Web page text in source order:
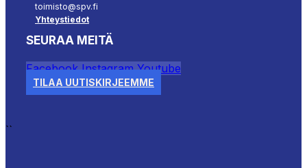
toimisto@spv.fi
Yhteystiedot
SEURAA MEITÄ
Facebook Instagram Youtube
TILAA UUTISKIRJEEMME
``